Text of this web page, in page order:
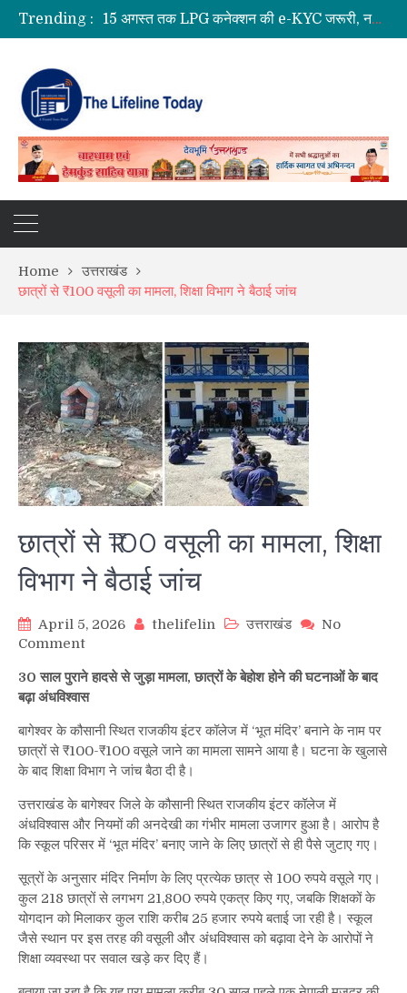
Trending :
हरिद्वार में डाक कांवड़ का सैलाब, 3.19 करोड़ से अधिक शिवभक्त गंगाजल लेकर रवाना
2027 की तैयारी में जुटी कांग्रेस, खड़गे ने रुद्रपुर में नेताओं को दिया एकजुटता का मंत्र
Home
उत्तराखंड
छात्रों से ₹100 वसूली का मामला, शिक्षा विभाग ने बैठाई जांच
छात्रों से ₹100 वसूली का मामला, शिक्षा
विभाग ने बैठाई जांच
April 5, 2026 thelifelin उत्तराखंड
No
Commenton
से
₹100
का
मामला,
शिक्षा
विभाग
बैठाई
जांच
30 साल पुराने हादसे से जुड़ा मामला, छात्रों के बेहोश होने की घटनाओं के बाद
बढ़ा अंधविश्वास
बागेश्वर के कौसानी स्थित राजकीय इंटर कॉलेज में ‘भूत मंदिर’ बनाने के नाम पर
छात्रों से ₹100-₹100 वसूले जाने का मामला सामने आया है। घटना के खुलासे
के बाद शिक्षा विभाग ने जांच बैठा दी है।
उत्तराखंड के बागेश्वर जिले के कौसानी स्थित राजकीय इंटर कॉलेज में
अंधविश्वास और नियमों की अनदेखी का गंभीर मामला उजागर हुआ है। आरोप है
कि स्कूल परिसर में ‘भूत मंदिर’ बनाए जाने के लिए छात्रों से ही पैसे जुटाए गए।
सूत्रों के अनुसार मंदिर निर्माण के लिए प्रत्येक छात्र से 100 रुपये वसूले गए।
कुल 218 छात्रों से लगभग 21,800 रुपये एकत्र किए गए, जबकि शिक्षकों के
योगदान को मिलाकर कुल राशि करीब 25 हजार रुपये बताई जा रही है। स्कूल
जैसे स्थान पर इस तरह की वसूली और अंधविश्वास को बढ़ावा देने के आरोपों ने
शिक्षा व्यवस्था पर सवाल खड़े कर दिए हैं।